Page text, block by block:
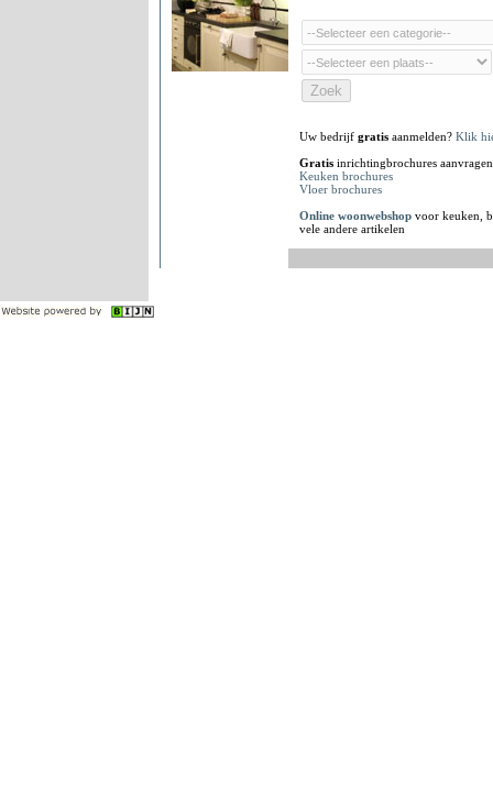
Uw bedrijf gratis aanmelden? Klik
Gratis inrichtingbrochures
Keuken brochures
Vloer brochures
Online woonwebshop voor keuken,
vele andere artikelen